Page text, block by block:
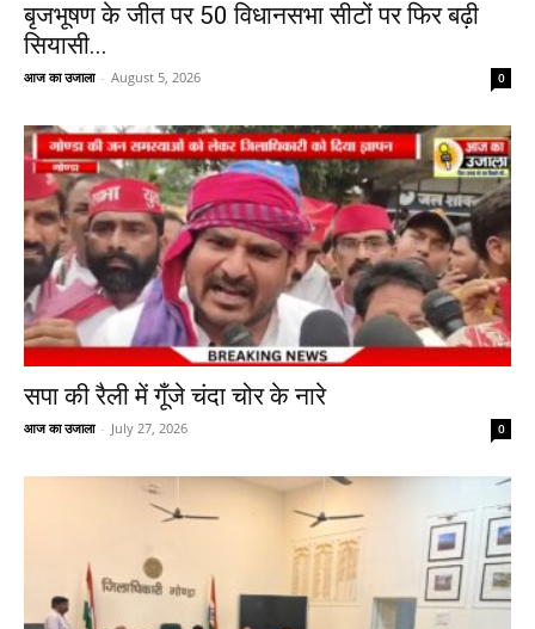
बृजभूषण के जीत पर 50 विधानसभा सीटों पर फिर बढ़ी
सियासी...
आज का उजाला - August 5, 2026 0
सपा की रैली में गूँजे चंदा चोर के नारे
आज का उजाला - July 27, 2026 0